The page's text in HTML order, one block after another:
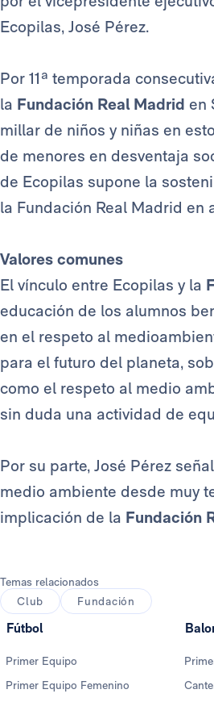
Ecopilas, José Pérez.
Por 11ª temporada
la Fundación Real Madrid en
millar de niños y niñas en
de menores en desventaja
de Ecopilas supone la
la Fundación Real Madrid en
Valores comunes
El vínculo entre Ecopilas y la
educación de los alumnos
en el respeto al
para el futuro del planeta,
como el respeto al medio
sin duda una actividad de
Por su parte, José Pérez
medio ambiente desde muy
implicación de la Fundación
Temas relacionados
Club
Fundación
Fútbol
Primer Equipo
Primer Equipo Femenino